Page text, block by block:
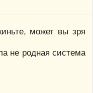
может вы зря
не родная система